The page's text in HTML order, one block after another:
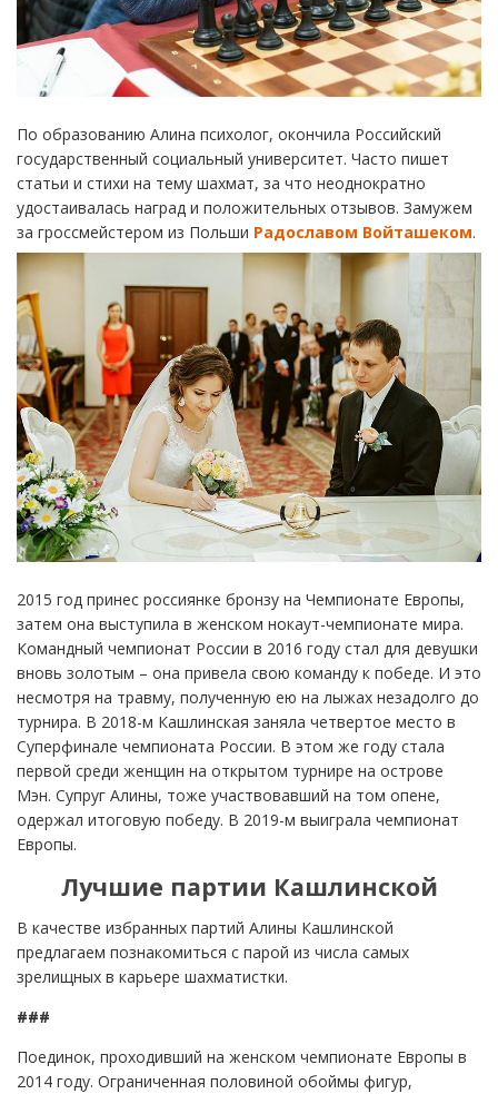
По образованию Алина психолог, окончила Российский
государственный социальный университет. Часто пишет
статьи и стихи на тему шахмат, за что неоднократно
удостаивалась наград и положительных отзывов. Замужем
за гроссмейстером из Польши Радославом Войташеком.
2015 год принес россиянке бронзу на Чемпионате Европы,
затем она выступила в женском нокаут-чемпионате мира.
Командный чемпионат России в 2016 году стал для девушки
вновь золотым – она привела свою команду к победе. И это
несмотря на травму, полученную ею на лыжах незадолго до
турнира. В 2018-м Кашлинская заняла четвертое место в
Суперфинале чемпионата России. В этом же году стала
первой среди женщин на открытом турнире на острове
Мэн. Супруг Алины, тоже участвовавший на том опене,
одержал итоговую победу. В 2019-м выиграла чемпионат
Европы.
Лучшие партии Кашлинской
В качестве избранных партий Алины Кашлинской
предлагаем познакомиться с парой из числа самых
зрелищных в карьере шахматистки.
###
Поединок, проходивший на женском чемпионате Европы в
2014 году. Ограниченная половиной обоймы фигур,